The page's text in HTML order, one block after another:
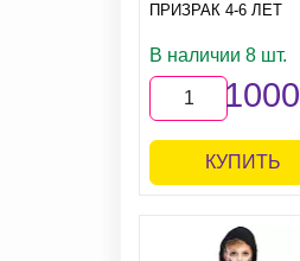
ПРИЗРАК 4-6 ЛЕТ
В наличии 8 шт.
1000
КУПИТЬ